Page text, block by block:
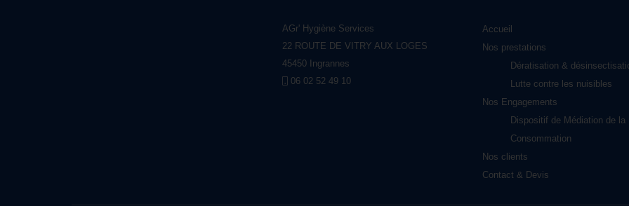
AGr' Hygiène Services
22 ROUTE DE VITRY AUX LOGES
45450 Ingrannes
06 02 52 49 10
Accueil
Nos prestations
Dératisation &
Lutte contre les nuisibles
Nos Engagements
Dispositif de Médiation de la
Consommation
Nos clients
Contact & Devis